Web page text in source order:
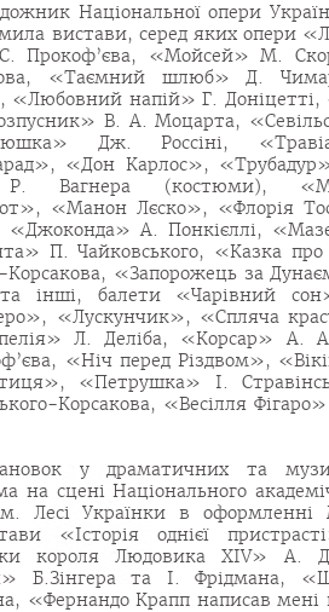
Національної опери
вистави, серед яких опери
Прокоф’єва, «Мойсей» М.
«Таємний шлюб» Д.
напій» Г. Доніцетті,
В. А. Моцарта,
Дж. Россіні,
«Дон Карлос»,
Р. Вагнера (костюми),
«Манон Лєско», «Флорія
«Джоконда» А. Понкієллі,
П. Чайковського, «Казка про
«Запорожець за
та інші, балети «Чарівний
«Лускунчик», «Спляча
Л. Деліба, «Корсар» А.
«Ніч перед Різдвом»,
«Петрушка» І.
Корсакова, «Весілля
у драматичних та
на сцені Національного
Лесі Українки в оформленні
«Історія однієї
короля Людовика ХІV» А.
Б.Зінгера та І. Фрідмана,
«Фернандо Крапп написав мені